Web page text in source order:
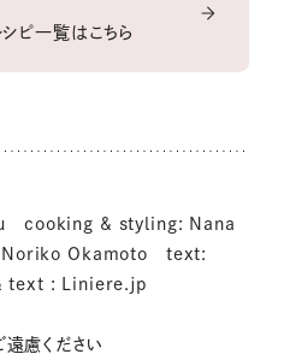
ピ一覧はこちら
cooking & styling: Nana
Okamoto text:
text : Liniere.jp
慮ください